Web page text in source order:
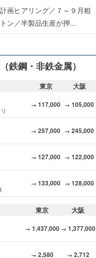
画ヒアリング／７～９月粗
ン／半製品生産が押...
鉄鋼・非鉄金属）
東京
大阪
→ 117,000 → 105,000
→ 257,000 → 245,000
→ 127,000 → 122,000
→ 133,000 → 128,000
東京
大阪
→ 1,437,000 → 1,377,000
→ 2,580 → 2,712